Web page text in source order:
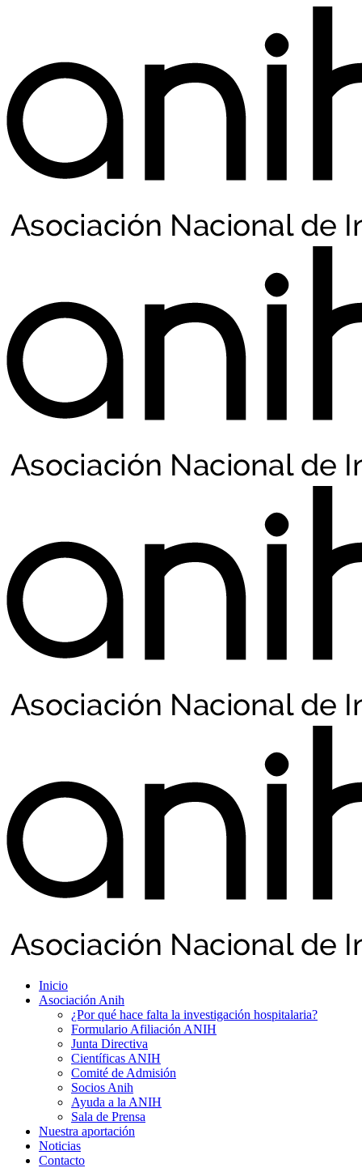
Inicio
Asociación Anih
¿Por qué hace falta la investigación hospitalaria?
Formulario Afiliación ANIH
Junta Directiva
Científicas ANIH
Comité de Admisión
Socios Anih
Ayuda a la ANIH
Sala de Prensa
Nuestra aportación
Noticias
Contacto